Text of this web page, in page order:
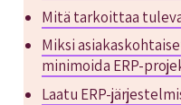
Mitä tarkoittaa
Miksi
minimoida ERP-
Laatu ERP-